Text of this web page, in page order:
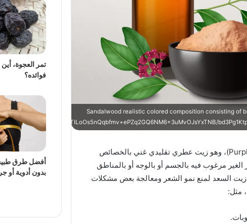
Sandalwood realistic colored composition consisting of
higaePabfe0yTILoOs5nQqbfmv+ePZq2GQ6NM6+3uMvOJsYxTNB/
زيت السعد هو من زيوت نبتة الجوز الأرجواني ((Purple nutsedge)، وهو زيت عطري تقليدي غني بالخصائص
الغير مرغوب فيه بالجسم أو بالوجه أو بالمناطق
زيت السعد لمنع نمو الشعر ومعالجة بعض مشكلات
مثل:
تمر العجوة،
فوائده؟
أفضل طرق
بدون أدوية أو